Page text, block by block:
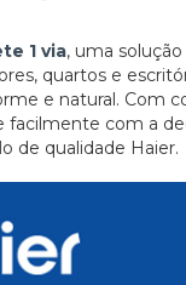
1 via, uma
quartos e
e natural. Com
facilmente com a
de qualidade Haier.